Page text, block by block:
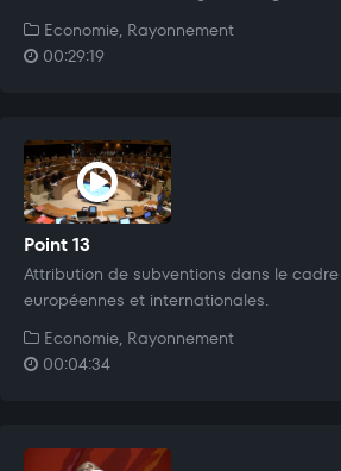
Economie, Rayonnement
00:29:19
Point 13
Attribution de subventions dans le
européennes et internationales.
Economie, Rayonnement
00:04:34